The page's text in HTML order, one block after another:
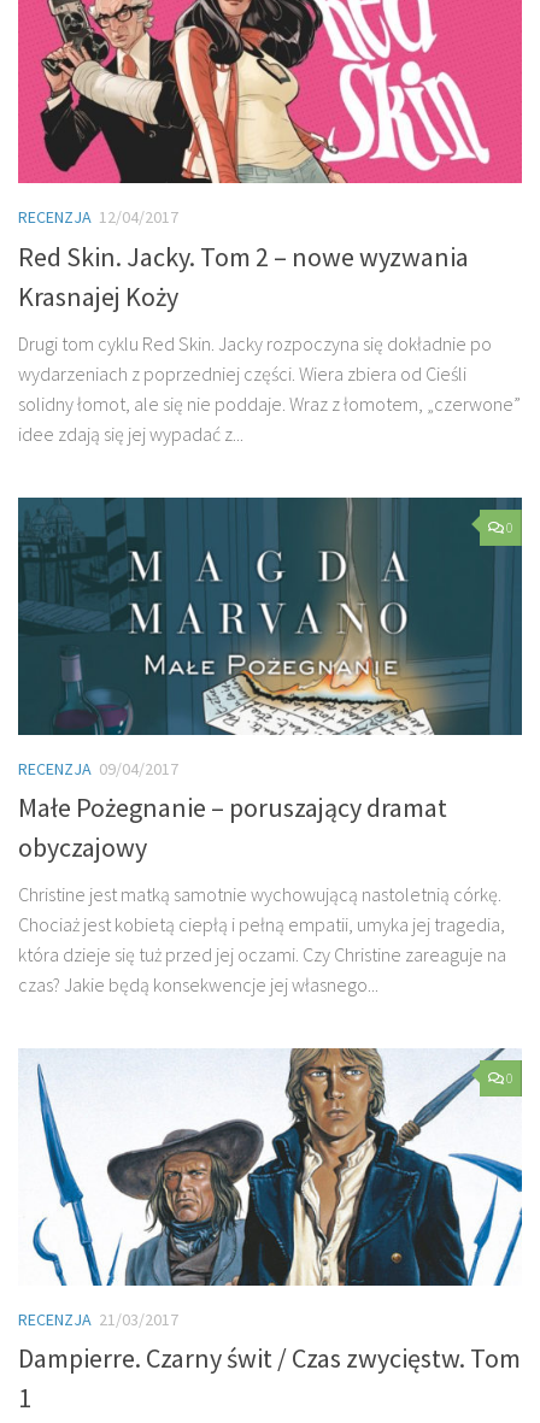
RECENZJA 12/04/2017
Red Skin. Jacky. Tom 2 – nowe wyzwania
Krasnajej Koży
Drugi tom cyklu Red Skin. Jacky rozpoczyna się dokładnie po
wydarzeniach z poprzedniej części. Wiera zbiera od Cieśli
solidny łomot, ale się nie poddaje. Wraz z łomotem, „czerwone”
idee zdają się jej wypadać z...
0
RECENZJA 09/04/2017
Małe Pożegnanie – poruszający dramat
obyczajowy
Christine jest matką samotnie wychowującą nastoletnią córkę.
Chociaż jest kobietą ciepłą i pełną empatii, umyka jej tragedia,
która dzieje się tuż przed jej oczami. Czy Christine zareaguje na
czas? Jakie będą konsekwencje jej własnego...
0
RECENZJA 21/03/2017
Dampierre. Czarny świt / Czas zwycięstw. Tom
1